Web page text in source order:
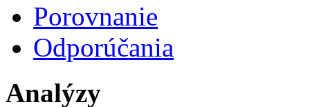
Porovnanie
Odporúčania
Analýzy